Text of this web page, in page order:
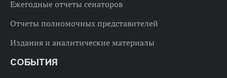
Ежегодные отчеты сенаторов
Отчеты полномочных представителей
Издания и аналитические материалы
СОБЫТИЯ